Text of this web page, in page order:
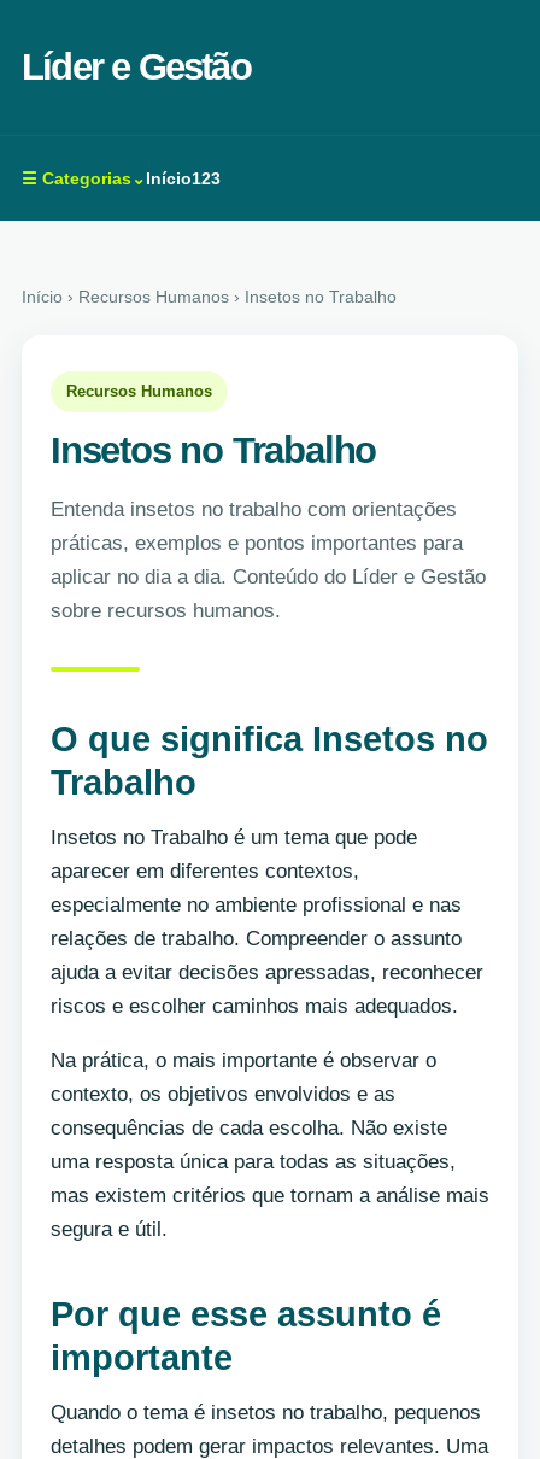
Líder e Gestão
☰ Categorias⌄Início123
Início › Recursos Humanos › Insetos no Trabalho
Recursos Humanos
Insetos no Trabalho
Entenda insetos no trabalho com orientações
práticas, exemplos e pontos importantes para
aplicar no dia a dia. Conteúdo do Líder e Gestão
sobre recursos humanos.
O que significa Insetos no
Trabalho
Insetos no Trabalho é um tema que pode
aparecer em diferentes contextos,
especialmente no ambiente profissional e nas
relações de trabalho. Compreender o assunto
ajuda a evitar decisões apressadas, reconhecer
riscos e escolher caminhos mais adequados.
Na prática, o mais importante é observar o
contexto, os objetivos envolvidos e as
consequências de cada escolha. Não existe
uma resposta única para todas as situações,
mas existem critérios que tornam a análise mais
segura e útil.
Por que esse assunto é
importante
Quando o tema é insetos no trabalho, pequenos
detalhes podem gerar impactos relevantes. Uma